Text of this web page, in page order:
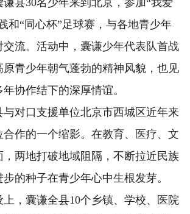
县30名少年来到北京，参加“我爱
和“同心杯”足球赛，与各地青少年
交流。活动中，囊谦少年代表队首战
青少年朝气蓬勃的精神风貌，也见
协作结下的深厚情谊。
口支援单位北京市西城区近年来
作的一个缩影。在教育、医疗、文
两地打破地域阻隔，不断拉近民族
的种子在青少年心中生根发芽。
囊谦全县10个乡镇、学校、医院